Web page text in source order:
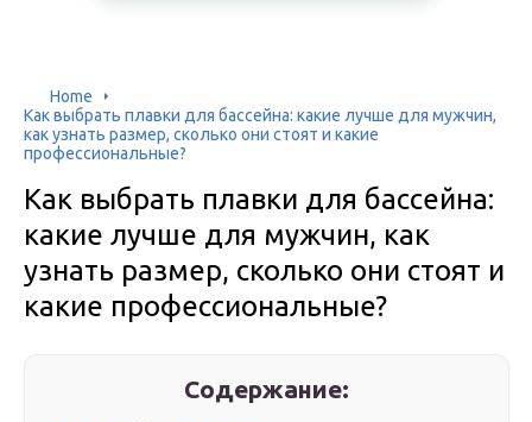
Home
Как выбрать плавки для бассейна: какие лучше для мужчин,
как узнать размер, сколько они стоят и какие
профессиональные?
Как выбрать плавки для бассейна:
какие лучше для мужчин, как
узнать размер, сколько они стоят и
какие профессиональные?
Содержание: